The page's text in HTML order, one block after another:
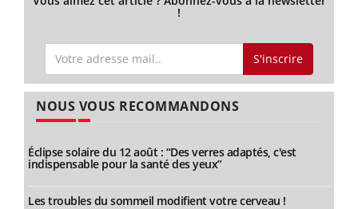
!
S'inscrire
NOUS VOUS RECOMMANDONS
Éclipse solaire du 12 août : “Des verres adaptés, c'est
indispensable pour la santé des yeux”
Les troubles du sommeil modifient votre cerveau !